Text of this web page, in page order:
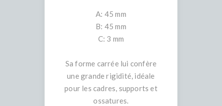
A: 45 mm
B: 45 mm
C: 3 mm
Sa forme carrée lui confère
une grande rigidité, idéale
pour les cadres, supports et
ossatures.